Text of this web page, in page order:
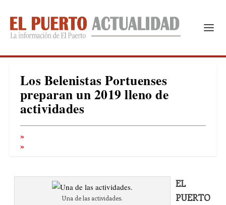
Los Belenistas Portuenses
preparan un 2019 lleno de
actividades
Una de las actividades.
EL
PUERTO